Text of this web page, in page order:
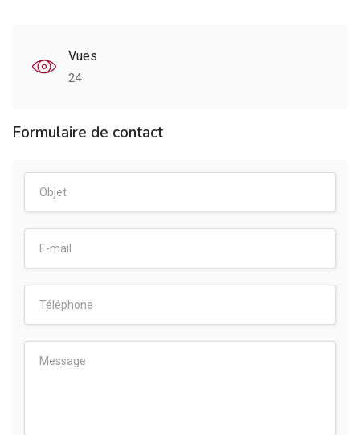
Vues
24
Formulaire de contact